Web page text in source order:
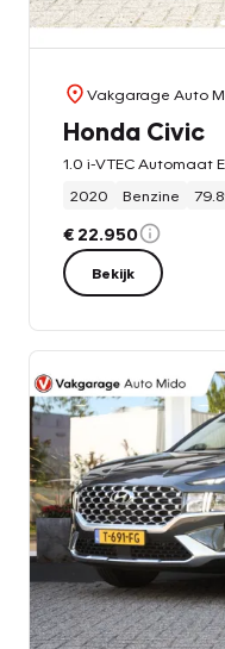
Vakgarage Auto
Honda Civic
2020
Benzine
€ 22.950
Bekijk